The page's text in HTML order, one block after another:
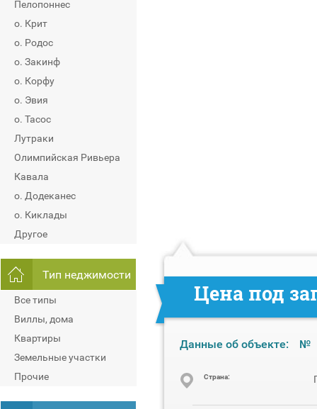
Пелопоннес
о. Крит
о. Родос
о. Закинф
о. Корфу
о. Эвия
о. Тасос
Лутраки
Олимпийская Ривьера
Кавала
о. Додеканес
о. Киклады
Другое
Тип неджимости
Все типы
Виллы, дома
Квартиры
Земельные участки
Прочие
Цена под
Данные об объекте: №
Cтрана: